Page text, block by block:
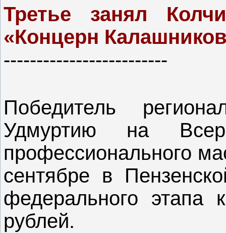
Третье занял
«Концерн
-------------------------
Победитель
Удмуртию на
профессионального
сентябре в
федерального этапа
рублей.